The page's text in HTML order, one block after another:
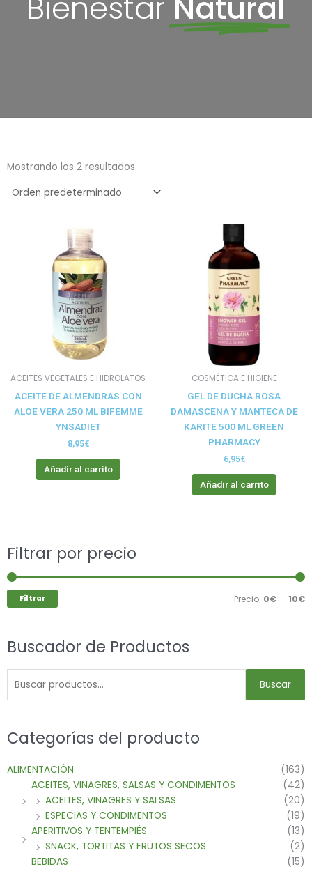
Bienestar Natural
Mostrando los 2 resultados
ACEITES VEGETALES E HIDROLATOS
ACEITE DE ALMENDRAS CON
ALOE VERA 250 ML BIFEMME
YNSADIET
8,95€
Añadir al carrito
COSMÉTICA E HIGIENE
GEL DE DUCHA ROSA
DAMASCENA Y MANTECA DE
KARITE 500 ML GREEN
PHARMACY
6,95€
Añadir al carrito
Filtrar por precio
Filtrar Precio: 0€ — 10€
Buscador de Productos
Buscar
Buscar
Categorías del producto
ALIMENTACIÓN
(163)
ACEITES, VINAGRES, SALSAS Y CONDIMENTOS
(42)
ACEITES, VINAGRES Y SALSAS
(20)
ESPECIAS Y CONDIMENTOS
(19)
APERITIVOS Y TENTEMPIÉS
(13)
SNACK, TORTITAS Y FRUTOS SECOS
(2)
BEBIDAS
(15)